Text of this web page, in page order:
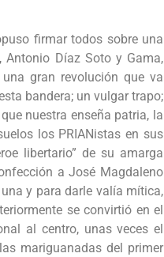
firmar todos sobre una
Antonio Díaz Soto y Gama,
gran revolución que va
bandera; un vulgar trapo;
nuestra enseña patria, la
los PRIANistas en sus
libertario” de su amarga
a José Magdaleno
y para darle valía mítica,
se convirtió en el
al centro, unas veces el
mariguanadas del primer